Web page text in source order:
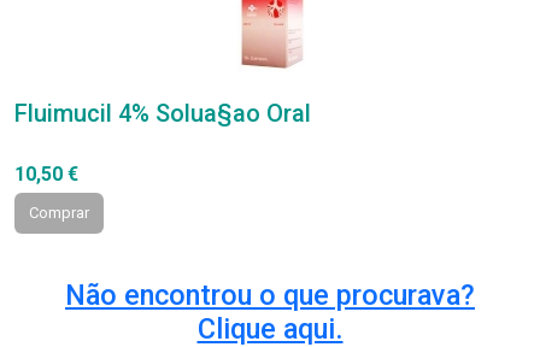
Fluimucil 4% Solua§ao Oral
10,50 €
Comprar
Não encontrou o que procurava?
Clique aqui.